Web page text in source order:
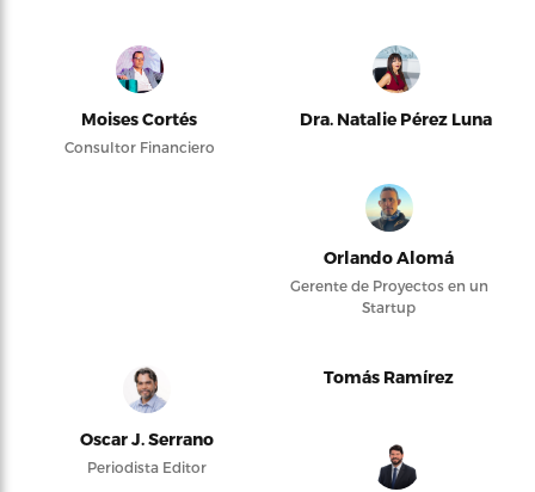
Moises Cortés
Consultor Financiero
Dra. Natalie Pérez Luna
Orlando Alomá
Gerente de Proyectos en un
Startup
Oscar J. Serrano
Periodista Editor
Tomás Ramírez